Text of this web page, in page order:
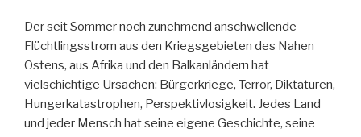
Der seit Sommer noch zunehmend anschwellende
Flüchtlingsstrom aus den Kriegsgebieten des Nahen
Ostens, aus Afrika und den Balkanländern hat
vielschichtige Ursachen: Bürgerkriege, Terror, Diktaturen,
Hungerkatastrophen, Perspektivlosigkeit. Jedes Land
und jeder Mensch hat seine eigene Geschichte, seine